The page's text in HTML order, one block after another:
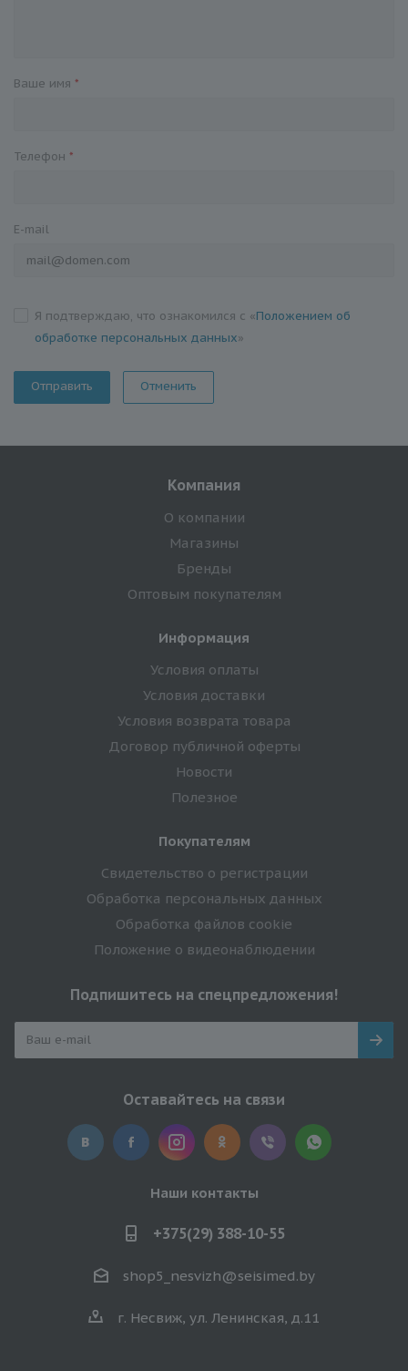
Ваше имя *
Телефон *
E-mail
Я подтверждаю, что ознакомился с «Положением об
обработке персональных данных»
Отменить
Компания
О компании
Магазины
Бренды
Оптовым покупателям
Информация
Условия оплаты
Условия доставки
Условия возврата товара
Договор публичной оферты
Новости
Полезное
Покупателям
Свидетельство о регистрации
Обработка персональных данных
Обработка файлов cookie
Положение о видеонаблюдении
Подпишитесь на спецпредложения!
Оставайтесь на связи
Наши контакты
+375(29) 388-10-55
shop5_nesvizh@seisimed.by
г. Несвиж, ул. Ленинская, д.11